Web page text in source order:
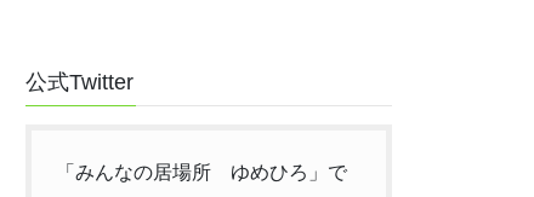
公式Twitter
「みんなの居場所 ゆめひろ」で